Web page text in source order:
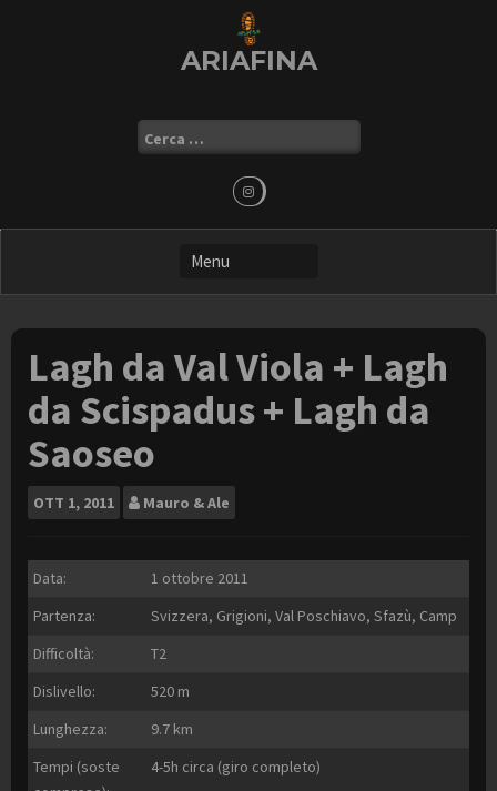
ARIAFINA
Ricerca
per:
Lagh da Val Viola + Lagh
da Scispadus + Lagh da
Saoseo
OTT 1, 2011 Mauro & Ale
Data:
1 ottobre 2011
Partenza:
Svizzera, Grigioni, Val Poschiavo, Sfazù, Camp
Difficoltà:
T2
Dislivello:
520 m
Lunghezza:
9.7 km
Tempi (soste
4-5h circa (giro completo)